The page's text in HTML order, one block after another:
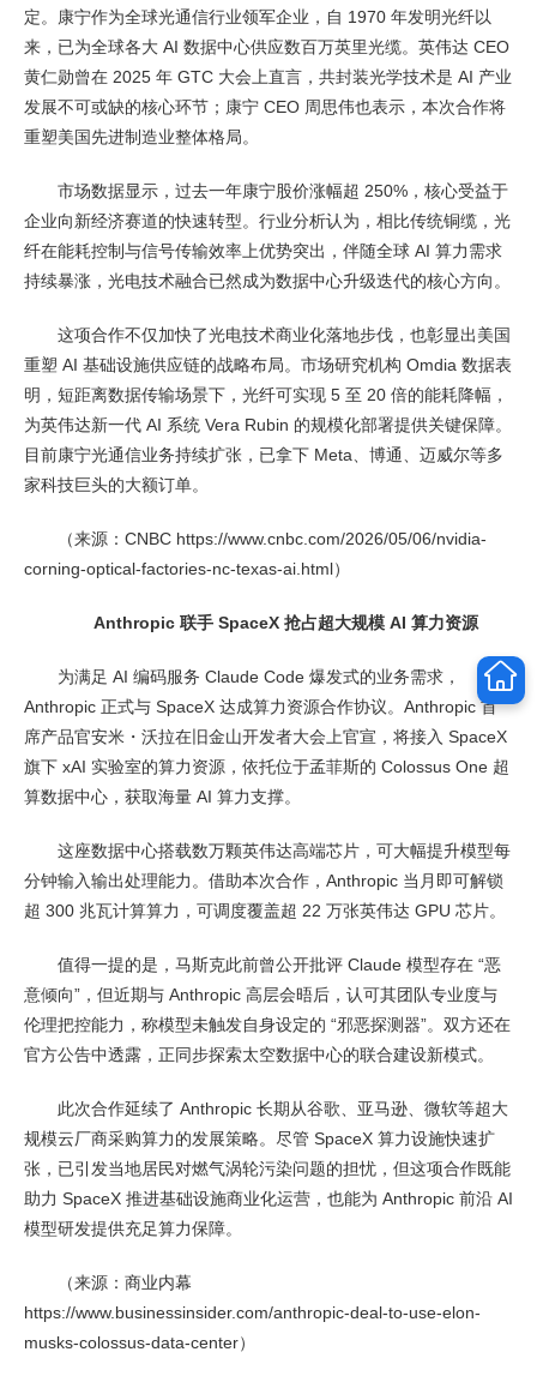
定。康宁作为全球光通信行业领军企业，自 1970 年发明光纤以
来，已为全球各大 AI 数据中心供应数百万英里光缆。英伟达 CEO
黄仁勋曾在 2025 年 GTC 大会上直言，共封装光学技术是 AI 产业
发展不可或缺的核心环节；康宁 CEO 周思伟也表示，本次合作将
重塑美国先进制造业整体格局。
市场数据显示，过去一年康宁股价涨幅超 250%，核心受益于
企业向新经济赛道的快速转型。行业分析认为，相比传统铜缆，光
纤在能耗控制与信号传输效率上优势突出，伴随全球 AI 算力需求
持续暴涨，光电技术融合已然成为数据中心升级迭代的核心方向。
这项合作不仅加快了光电技术商业化落地步伐，也彰显出美国
重塑 AI 基础设施供应链的战略布局。市场研究机构 Omdia 数据表
明，短距离数据传输场景下，光纤可实现 5 至 20 倍的能耗降幅，
为英伟达新一代 AI 系统 Vera Rubin 的规模化部署提供关键保障。
目前康宁光通信业务持续扩张，已拿下 Meta、博通、迈威尔等多
家科技巨头的大额订单。
（来源：CNBC https://www.cnbc.com/2026/05/06/nvidia-
corning-optical-factories-nc-texas-ai.html）
Anthropic 联手 SpaceX 抢占超大规模 AI 算力资源
为满足 AI 编码服务 Claude Code 爆发式的业务需求，
Anthropic 正式与 SpaceX 达成算力资源合作协议。Anthropic 首
席产品官安米・沃拉在旧金山开发者大会上官宣，将接入 SpaceX
旗下 xAI 实验室的算力资源，依托位于孟菲斯的 Colossus One 超
算数据中心，获取海量 AI 算力支撑。
这座数据中心搭载数万颗英伟达高端芯片，可大幅提升模型每
分钟输入输出处理能力。借助本次合作，Anthropic 当月即可解锁
超 300 兆瓦计算算力，可调度覆盖超 22 万张英伟达 GPU 芯片。
值得一提的是，马斯克此前曾公开批评 Claude 模型存在 “恶
意倾向”，但近期与 Anthropic 高层会晤后，认可其团队专业度与
伦理把控能力，称模型未触发自身设定的 “邪恶探测器”。双方还在
官方公告中透露，正同步探索太空数据中心的联合建设新模式。
此次合作延续了 Anthropic 长期从谷歌、亚马逊、微软等超大
规模云厂商采购算力的发展策略。尽管 SpaceX 算力设施快速扩
张，已引发当地居民对燃气涡轮污染问题的担忧，但这项合作既能
助力 SpaceX 推进基础设施商业化运营，也能为 Anthropic 前沿 AI
模型研发提供充足算力保障。
（来源：商业内幕
https://www.businessinsider.com/anthropic-deal-to-use-elon-
musks-colossus-data-center）